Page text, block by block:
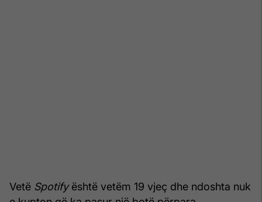
Vetë Spotifyështë vetëm 19 vjeç dhe ndoshta nuk